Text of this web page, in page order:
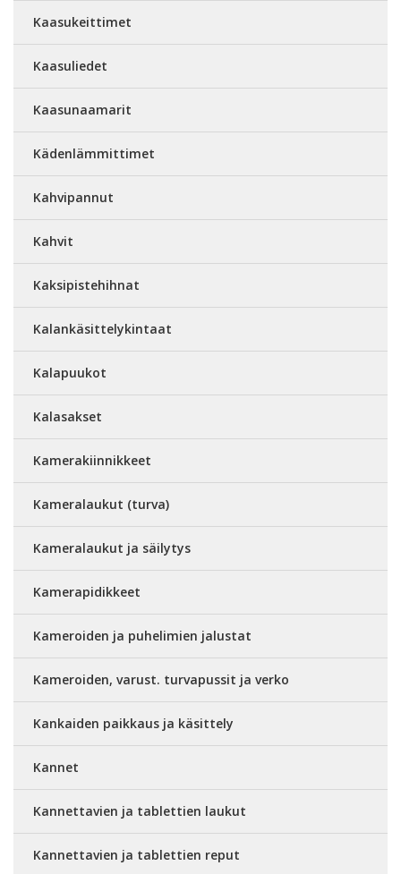
Kaasukeittimet
Kaasuliedet
Kaasunaamarit
Kädenlämmittimet
Kahvipannut
Kahvit
Kaksipistehihnat
Kalankäsittelykintaat
Kalapuukot
Kalasakset
Kamerakiinnikkeet
Kameralaukut (turva)
Kameralaukut ja säilytys
Kamerapidikkeet
Kameroiden ja puhelimien jalustat
Kameroiden, varust. turvapussit ja verko
Kankaiden paikkaus ja käsittely
Kannet
Kannettavien ja tablettien laukut
Kannettavien ja tablettien reput